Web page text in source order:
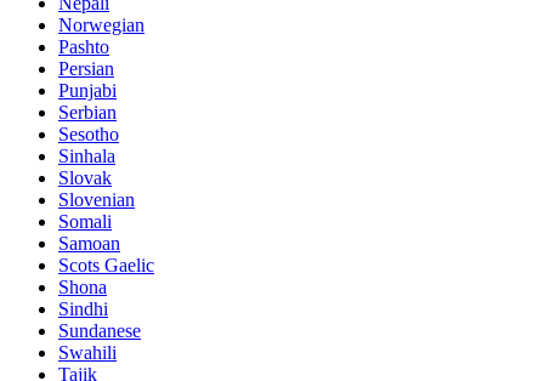
Norwegian
Pashto
Persian
Punjabi
Serbian
Sesotho
Sinhala
Slovak
Slovenian
Somali
Samoan
Scots Gaelic
Shona
Sindhi
Sundanese
Swahili
Tajik